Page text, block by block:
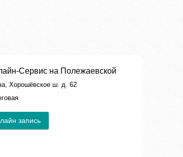
Сервис на Полежаевской
Хорошёвское ш. д. 62
запись